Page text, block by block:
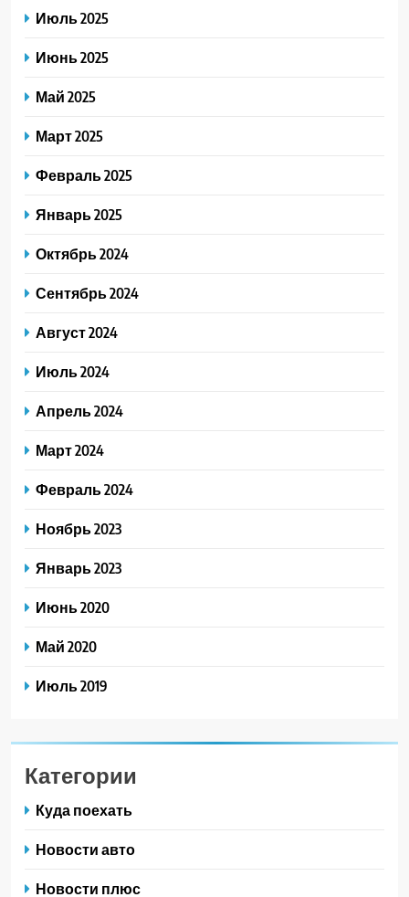
Июль 2025
Июнь 2025
Май 2025
Март 2025
Февраль 2025
Январь 2025
Октябрь 2024
Сентябрь 2024
Август 2024
Июль 2024
Апрель 2024
Март 2024
Февраль 2024
Ноябрь 2023
Январь 2023
Июнь 2020
Май 2020
Июль 2019
Категории
Куда поехать
Новости авто
Новости плюс